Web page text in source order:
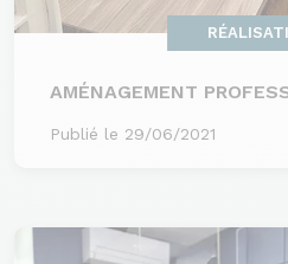
AMÉNAGEMENT
Publié le 29/06/2021